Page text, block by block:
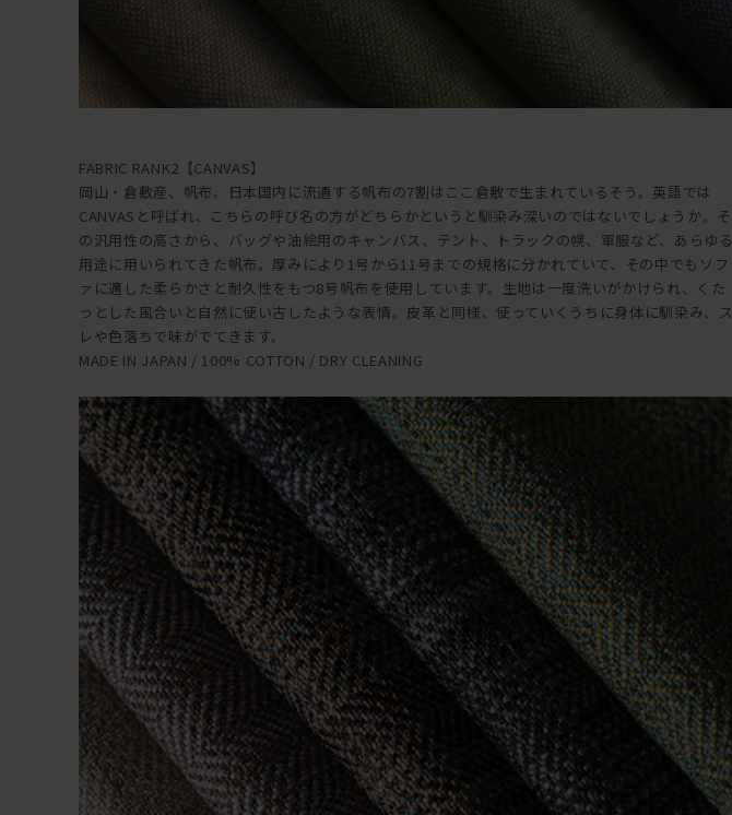
FABRIC RANK2【CANVAS】
岡山・倉敷産、帆布。日本国内に流通する帆布の7割はここ倉敷で生まれているそう。英語では
CANVASと呼ばれ、こちらの呼び名の方がどちらかというと馴染み深いのではないでしょうか。そ
の汎用性の高さから、バッグや油絵用のキャンバス、テント、トラックの幌、軍服など、あらゆる
用途に用いられてきた帆布。厚みにより1号から11号までの規格に分かれていて、その中でもソフ
ァに適した柔らかさと耐久性をもつ8号帆布を使用しています。生地は一度洗いがかけられ、くた
っとした風合いと自然に使い古したような表情。皮革と同様、使っていくうちに身体に馴染み、ス
レや色落ちで味がでてきます。
MADE IN JAPAN / 100% COTTON / DRY CLEANING